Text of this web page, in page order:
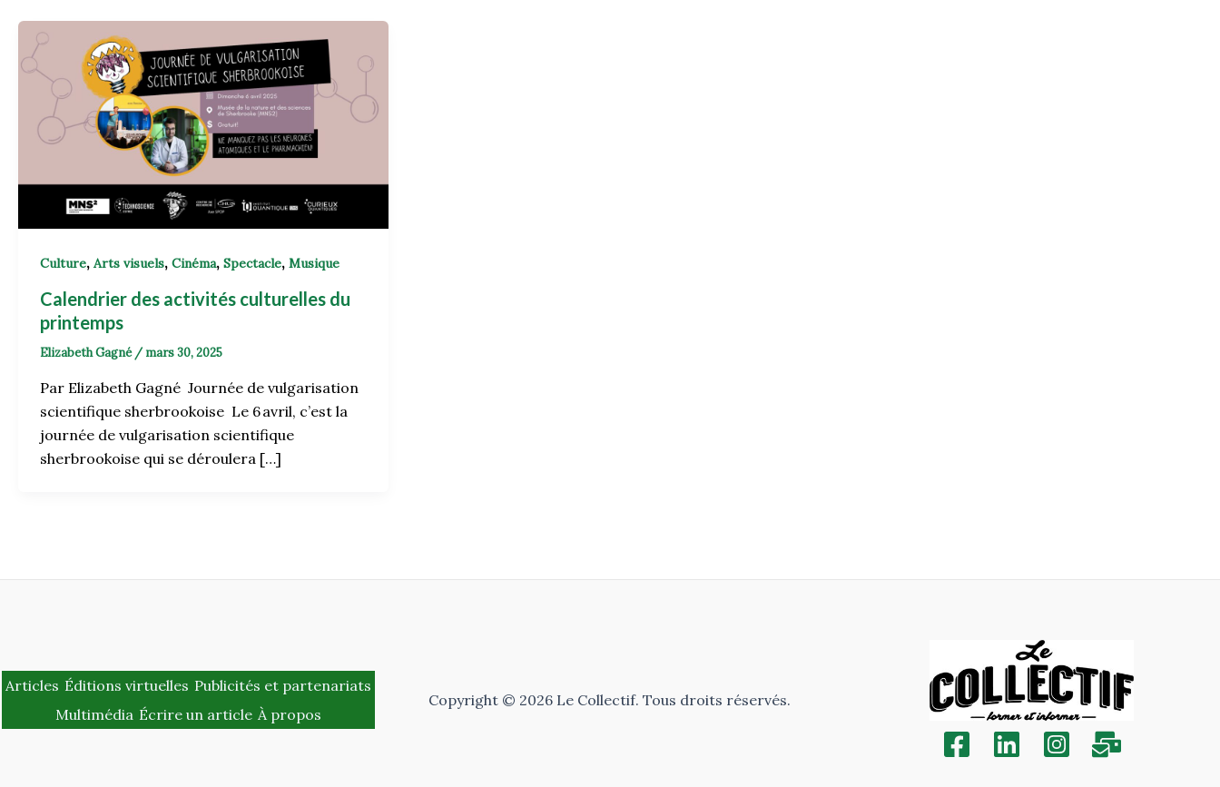
Culture, Arts visuels, Cinéma, Spectacle, Musique
Calendrier des activités culturelles du
printemps
Elizabeth Gagné / mars 30, 2025
Par Elizabeth Gagné Journée de vulgarisation
scientifique sherbrookoise Le 6 avril, c’est la
journée de vulgarisation scientifique
sherbrookoise qui se déroulera […]
Articles Éditions virtuelles Publicités et partenariats
Multimédia Écrire un article À propos
Copyright © 2026 Le Collectif. Tous droits réservés.